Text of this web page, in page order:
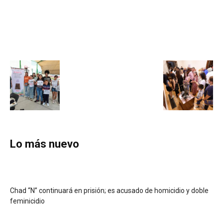
Lo más nuevo
Chad “N” continuará en prisión; es acusado de homicidio y doble
feminicidio